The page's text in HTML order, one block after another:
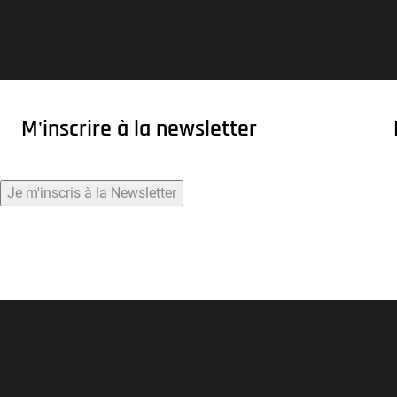
M'inscrire à la newsletter
Je m'inscris à la Newsletter